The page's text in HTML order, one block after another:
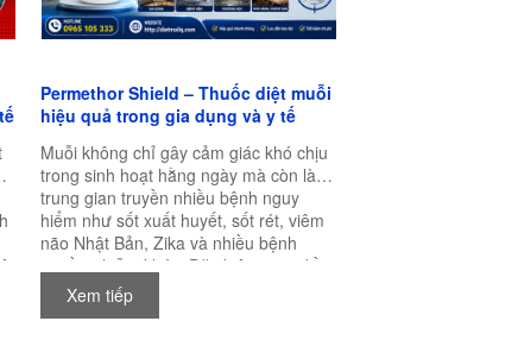
Permethor Shield – Thuốc diệt muỗi
hiệu quả trong gia dụng và y tế
Muỗi không chỉ gây cảm giác khó chịu
trong sinh hoạt hằng ngày mà còn là
trung gian truyền nhiều bệnh nguy
hiểm như sốt xuất huyết, sốt rét, viêm
não Nhật Bản, Zika và nhiều bệnh
truyền nhiễm khác. Đặc biệt trong điều
kiện khí hậu nóng ẩm của Việt Nam,
muỗi có thể sinh sản quanh năm, khiến
Xem tiếp